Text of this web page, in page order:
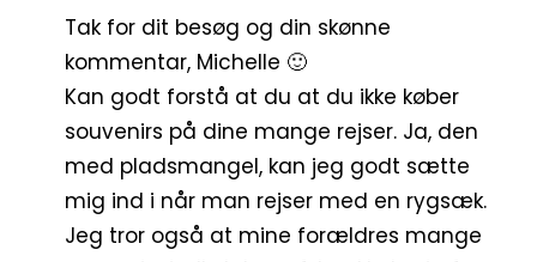
Tak for dit besøg og din skønne
kommentar, Michelle 🙂
Kan godt forstå at du at du ikke køber
souvenirs på dine mange rejser. Ja, den
med pladsmangel, kan jeg godt sætte
mig ind i når man rejser med en rygsæk.
Jeg tror også at mine forældres mange